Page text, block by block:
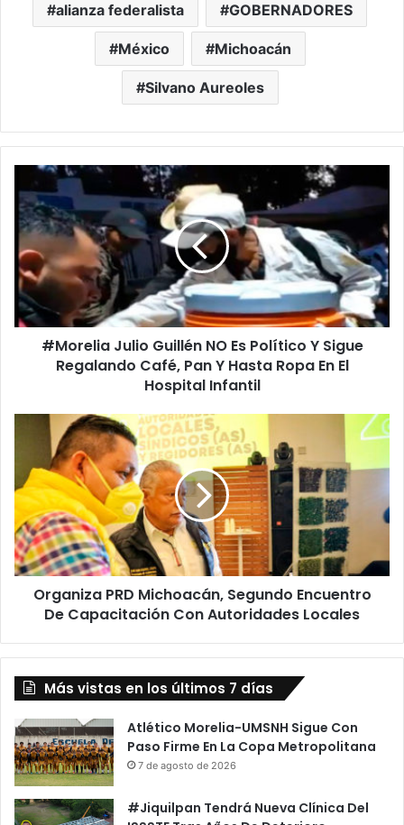
alianza federalista GOBERNADORES
México Michoacán
Silvano Aureoles
#Morelia
Julio
Guillén
NO
Es
Político
Y
Sigue
Regalando
Café,
Ropa
Hospital
Infantil
#Morelia Julio Guillén NO Es Político Y Sigue
Regalando Café, Pan Y Hasta Ropa En El
Hospital Infantil
Michoacán,
Segundo
Encuentro
De
Capacitación
Con
Autoridades
Locales
Organiza PRD Michoacán, Segundo Encuentro
De Capacitación Con Autoridades Locales
Más vistas en los últimos 7 días
Atlético Morelia-UMSNH Sigue Con
Paso Firme En La Copa Metropolitana
7 de agosto de 2026
#Jiquilpan Tendrá Nueva Clínica Del